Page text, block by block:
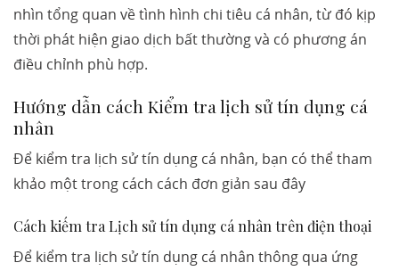
nhìn tổng quan về tình hình chi tiêu cá nhân, từ đó kịp
thời phát hiện giao dịch bất thường và có phương án
điều chỉnh phù hợp.
Hướng dẫn cách Kiểm tra lịch sử tín dụng cá
nhân
Để kiểm tra lịch sử tín dụng cá nhân, bạn có thể tham
khảo một trong cách cách đơn giản sau đây
Cách kiếm tra Lịch sử tín dụng cá nhân trên điện thoại
Để kiểm tra lịch sử tín dụng cá nhân thông qua ứng